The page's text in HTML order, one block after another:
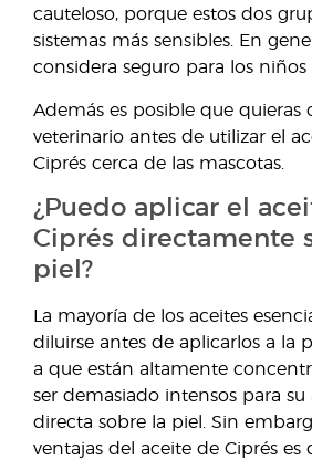
cauteloso, porque estos dos
sistemas más sensibles. En
considera seguro para los niños
Además es posible que quieras
veterinario antes de utilizar el
Ciprés cerca de las mascotas.
¿Puedo aplicar el
Ciprés directamente
piel?
La mayoría de los aceites
diluirse antes de aplicarlos a la
a que están altamente
ser demasiado intensos para su
directa sobre la piel. Sin
ventajas del aceite de Ciprés es